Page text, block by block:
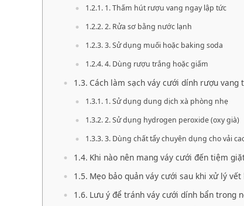
1. Thấm hút rượu vang ngay lập tức
2. Rửa sơ bằng nước lạnh
3. Sử dụng muối hoặc baking soda
4. Dùng rượu trắng hoặc giấm
Cách làm sạch váy cưới dính rượu vang
1. Sử dụng dung dịch xà phòng nhẹ
2. Sử dụng hydrogen peroxide (oxy già)
3. Dùng chất tẩy chuyên dụng cho vải
Khi nào nên mang váy cưới đến tiệm
Mẹo bảo quản váy cưới sau khi xử lý vết
Lưu ý để tránh váy cưới dính bẩn trong